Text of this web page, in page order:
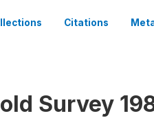
Citations
Survey